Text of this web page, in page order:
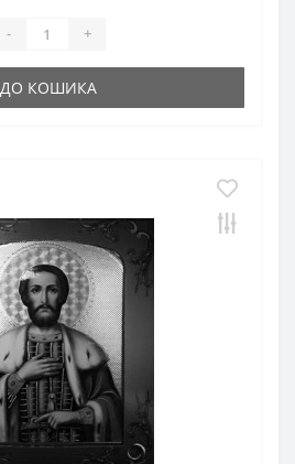
- +
ДО КОШИКА